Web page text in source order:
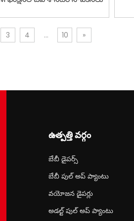
3 4 ... 10 »
ఉత్పత్తి వర్గం
బేబీ డైపర్స్
బేబీ పుల్ అప్ ప్యాంటు
వయోజన డైపర్లు
అడల్ట్ పుల్ అప్ ప్యాంటు